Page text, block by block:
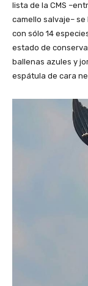
lista de la CMS
camello salvaje–
con sólo 14
estado de
ballenas azules y
espátula de cara